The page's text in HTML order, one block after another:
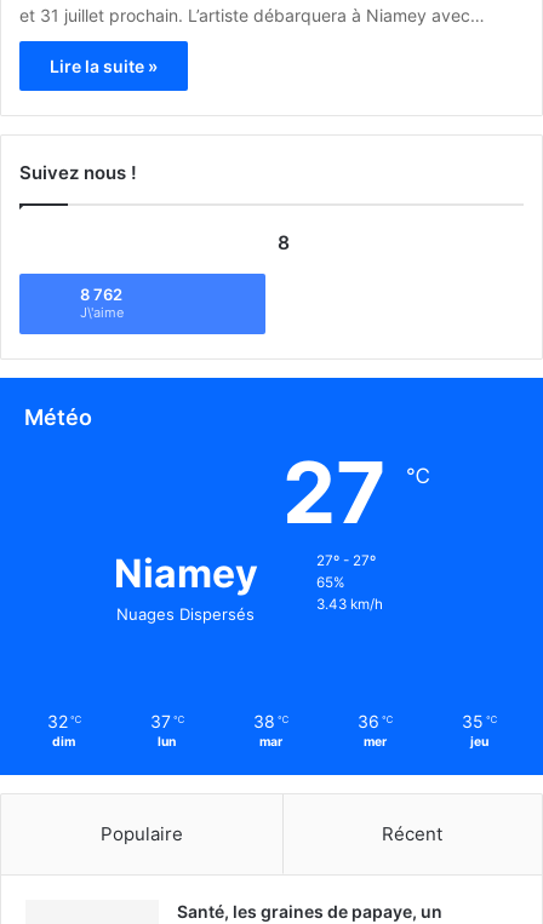
et 31 juillet prochain. L’artiste débarquera à Niamey avec…
Lire la suite »
Suivez nous !
8
8 762
J\'aime
Météo
Niamey
Nuages Dispersés
27 ℃
27º - 27º
65%
3.43 km/h
32 ℃
dim
37 ℃
lun
38 ℃
mar
36 ℃
mer
35 ℃
jeu
Populaire Récent
Santé, les graines de papaye, un